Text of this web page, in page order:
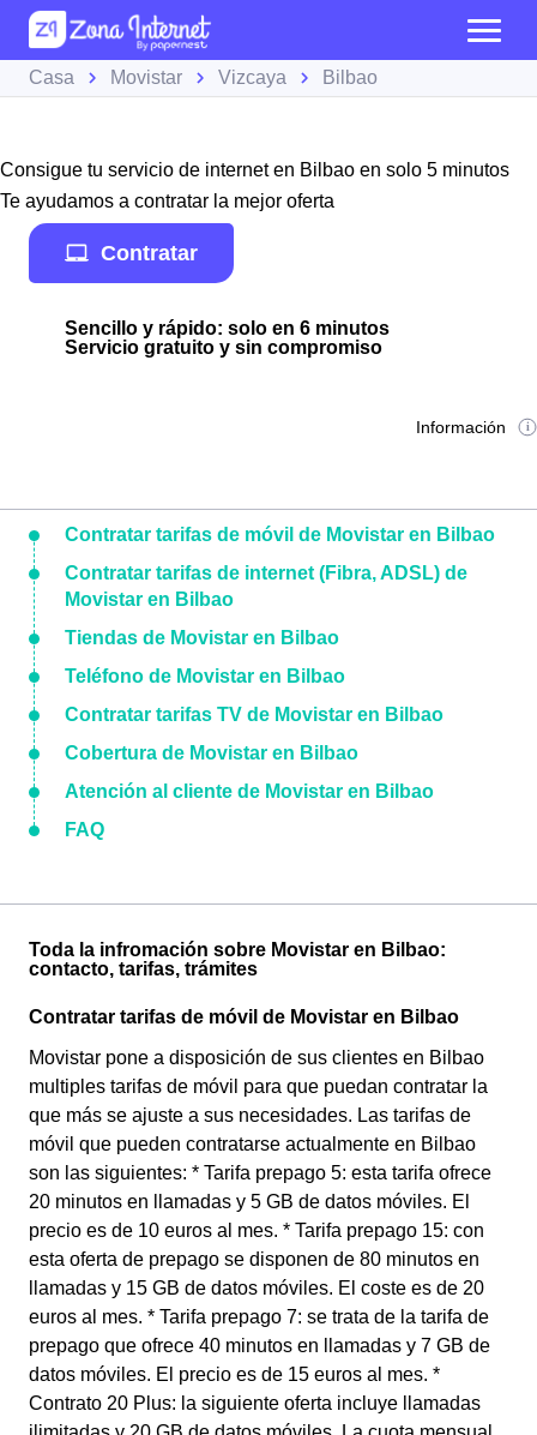
Casa Movistar Vizcaya Bilbao
Consigue tu servicio de internet en Bilbao en solo 5 minutos
Te ayudamos a contratar la mejor oferta
Contratar
Sencillo y rápido: solo en 6 minutos
Servicio gratuito y sin compromiso
Información
Contratar tarifas de móvil de Movistar en Bilbao
Contratar tarifas de internet (Fibra, ADSL) de
Movistar en Bilbao
Tiendas de Movistar en Bilbao
Teléfono de Movistar en Bilbao
Contratar tarifas TV de Movistar en Bilbao
Cobertura de Movistar en Bilbao
Atención al cliente de Movistar en Bilbao
FAQ
Toda la infromación sobre Movistar en Bilbao:
contacto, tarifas, trámites
Contratar tarifas de móvil de Movistar en Bilbao
Movistar pone a disposición de sus clientes en Bilbao
multiples tarifas de móvil para que puedan contratar la
que más se ajuste a sus necesidades. Las tarifas de
móvil que pueden contratarse actualmente en Bilbao
son las siguientes: * Tarifa prepago 5: esta tarifa ofrece
20 minutos en llamadas y 5 GB de datos móviles. El
precio es de 10 euros al mes. * Tarifa prepago 15: con
esta oferta de prepago se disponen de 80 minutos en
llamadas y 15 GB de datos móviles. El coste es de 20
euros al mes. * Tarifa prepago 7: se trata de la tarifa de
prepago que ofrece 40 minutos en llamadas y 7 GB de
datos móviles. El precio es de 15 euros al mes. *
Contrato 20 Plus: la siguiente oferta incluye llamadas